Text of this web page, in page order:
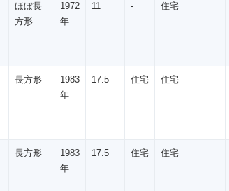
ほぼ長
方形
1972
年
11 - 住宅
長方形
1983
年
17.5 住宅 住宅
長方形
1983
年
17.5 住宅 住宅